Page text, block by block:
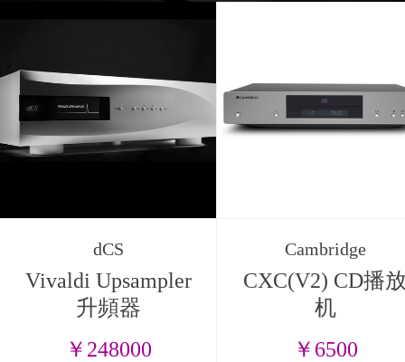
dCS
Vivaldi Upsampler
升頻器
￥248000
Cambridge
CXC(V2) CD播
机
￥6500